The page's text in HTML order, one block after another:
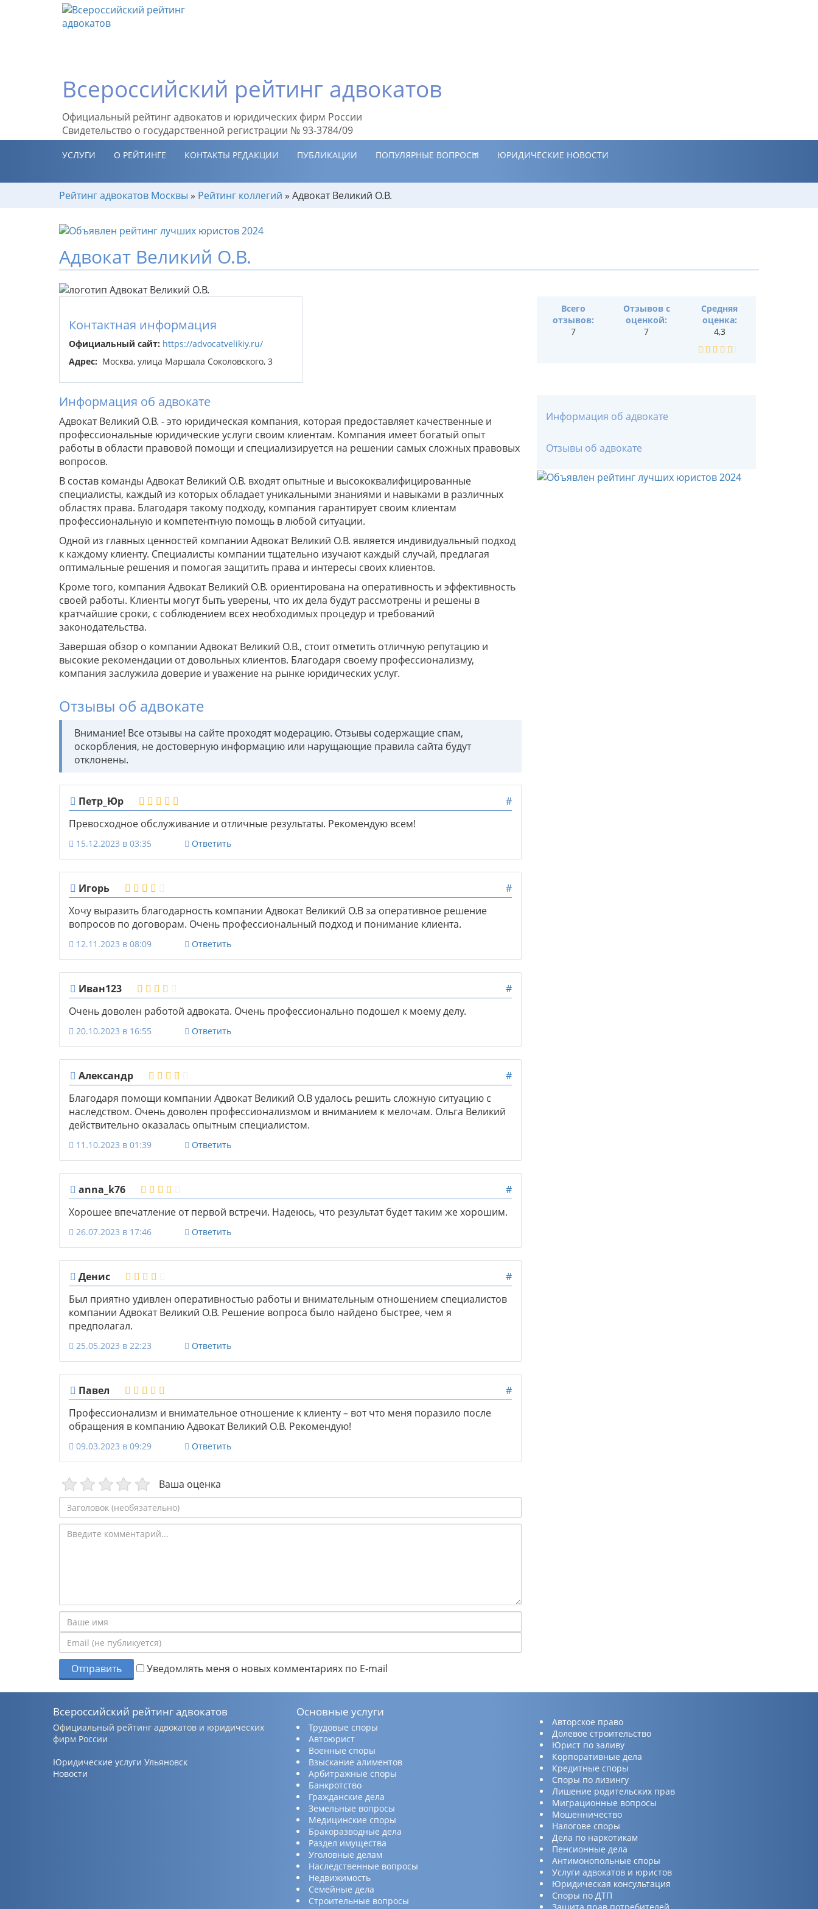
Всероссийский рейтинг адвокатов
Официальный рейтинг адвокатов и юридических фирм России
Свидетельство о государственной регистрации № 93-3784/09
УСЛУГИ О РЕЙТИНГЕ КОНТАКТЫ РЕДАКЦИИ ПУБЛИКАЦИИ ПОПУЛЯРНЫЕ ВОПРОСЫ ЮРИДИЧЕСКИЕ НОВОСТИ
Рейтинг адвокатов Москвы » Рейтинг коллегий » Адвокат Великий О.В.
Адвокат Великий О.В.
Контактная информация
Официальный сайт: https://advocatvelikiy.ru/
Адрес: Москва, улица Маршала Соколовского, 3
Всего
отзывов:
7
Отзывов с
оценкой:
7
Средняя
оценка:
4,3
Информация об адвокате
Адвокат Великий О.В. - это юридическая компания, которая предоставляет качественные и
профессиональные юридические услуги своим клиентам. Компания имеет богатый опыт
работы в области правовой помощи и специализируется на решении самых сложных правовых
вопросов.
В состав команды Адвокат Великий О.В. входят опытные и высококвалифицированные
специалисты, каждый из которых обладает уникальными знаниями и навыками в различных
областях права. Благодаря такому подходу, компания гарантирует своим клиентам
профессиональную и компетентную помощь в любой ситуации.
Одной из главных ценностей компании Адвокат Великий О.В. является индивидуальный подход
к каждому клиенту. Специалисты компании тщательно изучают каждый случай, предлагая
оптимальные решения и помогая защитить права и интересы своих клиентов.
Кроме того, компания Адвокат Великий О.В. ориентирована на оперативность и эффективность
своей работы. Клиенты могут быть уверены, что их дела будут рассмотрены и решены в
кратчайшие сроки, с соблюдением всех необходимых процедур и требований
законодательства.
Завершая обзор о компании Адвокат Великий О.В., стоит отметить отличную репутацию и
высокие рекомендации от довольных клиентов. Благодаря своему профессионализму,
компания заслужила доверие и уважение на рынке юридических услуг.
Отзывы об адвокате
Внимание! Все отзывы на сайте проходят модерацию. Отзывы содержащие спам,
оскорбления, не достоверную информацию или нарущающие правила сайта будут
отклонены.
Петр_Юр
#
Превосходное обслуживание и отличные результаты. Рекомендую всем!
15.12.2023 в 03:35 Ответить
Игорь
#
Хочу выразить благодарность компании Адвокат Великий О.В за оперативное решение
вопросов по договорам. Очень профессиональный подход и понимание клиента.
12.11.2023 в 08:09 Ответить
Иван123
#
Очень доволен работой адвоката. Очень профессионально подошел к моему делу.
20.10.2023 в 16:55 Ответить
Александр
#
Благодаря помощи компании Адвокат Великий О.В удалось решить сложную ситуацию с
наследством. Очень доволен профессионализмом и вниманием к мелочам. Ольга Великий
действительно оказалась опытным специалистом.
11.10.2023 в 01:39 Ответить
anna_k76
#
Хорошее впечатление от первой встречи. Надеюсь, что результат будет таким же хорошим.
26.07.2023 в 17:46 Ответить
Денис
#
Был приятно удивлен оперативностью работы и внимательным отношением специалистов
компании Адвокат Великий О.В. Решение вопроса было найдено быстрее, чем я
предполагал.
25.05.2023 в 22:23 Ответить
Павел
#
Профессионализм и внимательное отношение к клиенту – вот что меня поразило после
обращения в компанию Адвокат Великий О.В. Рекомендую!
09.03.2023 в 09:29 Ответить
Ваша оценка
Отправить Уведомлять меня о новых комментариях по E-mail
Информация об адвокате
Отзывы об адвокате
Всероссийский рейтинг адвокатов
Официальный рейтинг адвокатов и юридических
фирм России
Юридические услуги Ульяновск
Новости
Основные услуги
Трудовые споры
Автоюрист
Военные споры
Взыскание алиментов
Арбитражные споры
Банкротство
Гражданские дела
Земельные вопросы
Медицинские споры
Бракоразводные дела
Раздел имущества
Уголовные делам
Наследственные вопросы
Недвижимость
Семейные дела
Строительные вопросы
Авторское право
Долевое строительство
Юрист по заливу
Корпоративные дела
Кредитные споры
Споры по лизингу
Лишение родительских прав
Миграционные вопросы
Мошенничество
Налогове споры
Дела по наркотикам
Пенсионные дела
Антимонопольные споры
Услуги адвокатов и юристов
Юридическая консультация
Споры по ДТП